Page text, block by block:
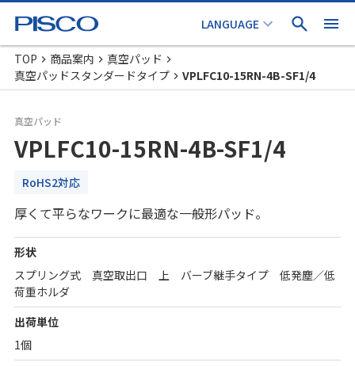
TOP 商品案内
真空パッド
真空パッドスタンダードタイプ
VPLFC10-15RN-4B-SF1/4
真空パッド
VPLFC10-15RN-4B-SF1/4
RoHS2対応
厚くて平らなワークに最適な一般形パッド。
形状
スプリング式 真空取出口 上 バーブ継手タイプ 低発塵／低
荷重ホルダ
出荷単位
1個